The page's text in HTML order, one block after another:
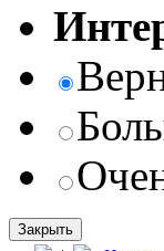
Закрыть